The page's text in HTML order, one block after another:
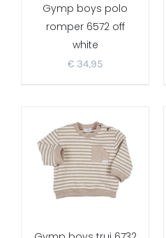
Gymp boys polo
romper 6572 off
white
€ 34,95